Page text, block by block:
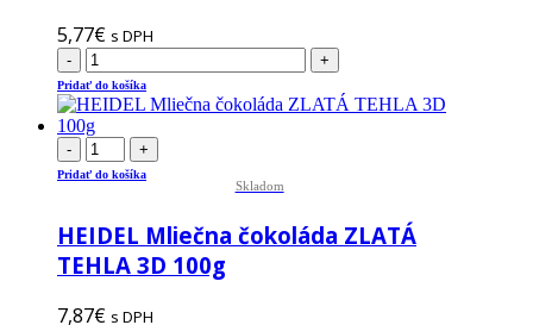
5,77€ s DPH
- +
Pridať do košíka
- +
Pridať do košíka
Skladom
HEIDEL Mliečna čokoláda ZLATÁ
TEHLA 3D 100g
7,87€ s DPH